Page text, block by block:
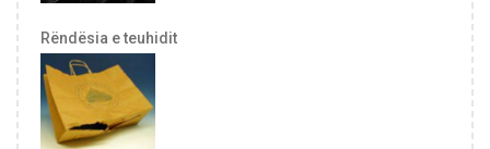
Rëndësia e teuhidit